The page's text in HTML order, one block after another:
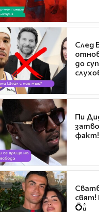
След
до
Пи
свят!
💍🍾